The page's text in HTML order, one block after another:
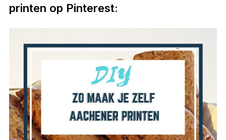
printen op Pinterest: